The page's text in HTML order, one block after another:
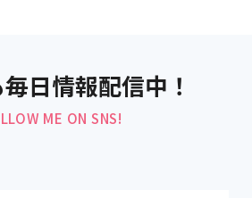
日情報配信中！
ME ON SNS!